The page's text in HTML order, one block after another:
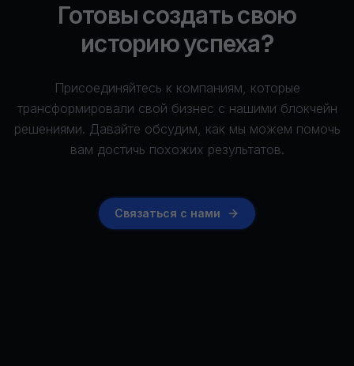
Готовы создать свою
историю успеха?
Присоединяйтесь к компаниям, которые
трансформировали свой бизнес с нашими блокчейн
решениями. Давайте обсудим, как мы можем помочь
вам достичь похожих результатов.
Связаться с нами